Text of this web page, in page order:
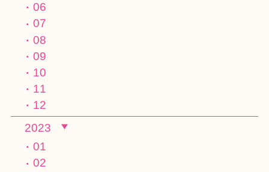
06
07
08
09
10
11
12
2023
01
02